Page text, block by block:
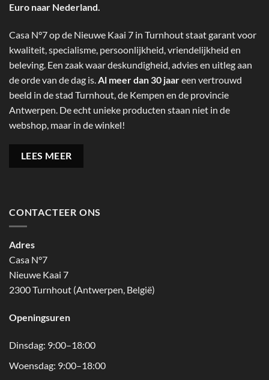
Euro naar Nederland.
Casa N°7 op de Nieuwe Kaai 7 in Turnhout staat garant voor
kwaliteit, specialisme, persoonlijkheid, vriendelijkheid en
beleving. Een zaak waar deskundigheid, advies en uitleg aan
de orde van de dag is. Al meer dan 30 jaareen vertrouwd
beeld in de stad Turnhout, de Kempen en de provincie
Antwerpen. De echt unieke producten staan niet in de
webshop, maar in de winkel!
LEES MEER
CONTACTEER ONS
Adres
Casa N°7
Nieuwe Kaai 7
2300 Turnhout (Antwerpen, België)
Openingsuren
Dinsdag: 9:00–18:00
Woensdag: 9:00–18:00